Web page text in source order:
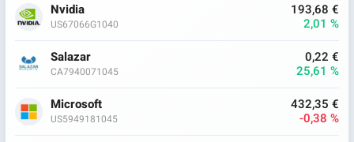
Nvidia
US67066G1040
193,68 €
2,01 %
Salazar
CA7940071045
0,22 €
25,61 %
Microsoft
US5949181045
432,35 €
-0,38 %